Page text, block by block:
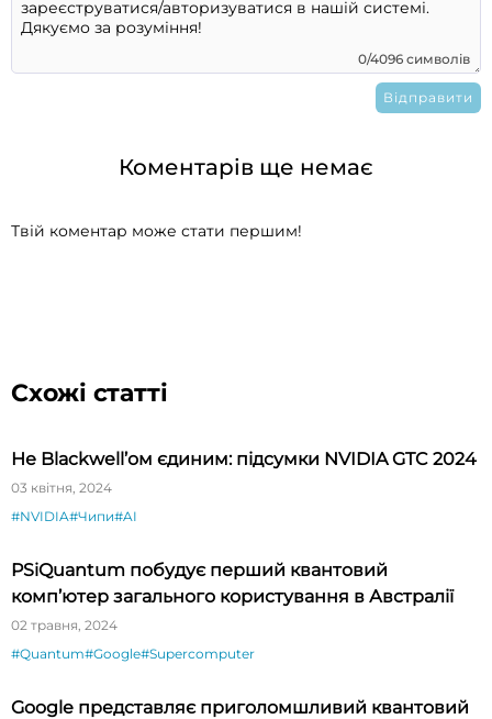
0/4096 символів
Коментарів ще немає
Твій коментар може стати першим!
Схожі статті
Не Blackwell’ом єдиним: підсумки NVIDIA GTC 2024
03 квітня, 2024
#NVIDIA#Чипи#AI
PSiQuantum побудує перший квантовий
комп’ютер загального користування в Австралії
02 травня, 2024
#Quantum#Google#Supercomputer
Google представляє приголомшливий квантовий